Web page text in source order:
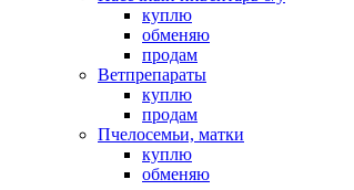
куплю
обменяю
продам
Ветпрепараты
куплю
продам
Пчелосемьи, матки
куплю
обменяю